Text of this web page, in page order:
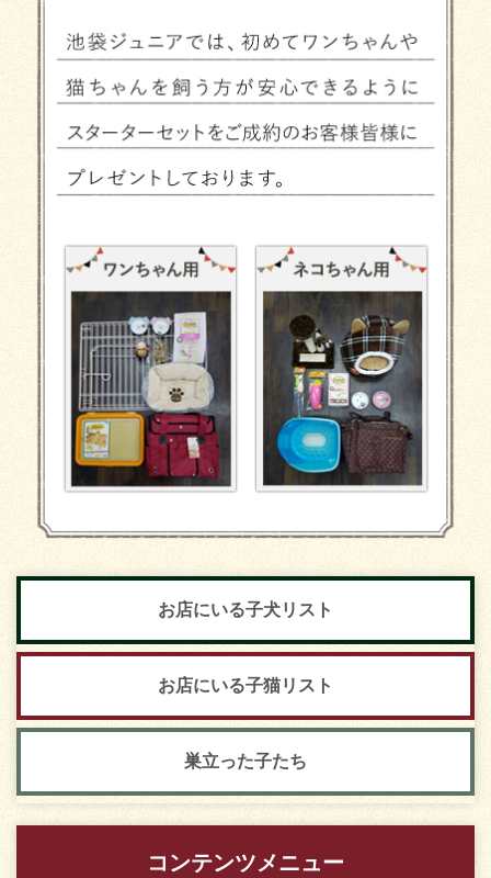
お店にいる子犬リスト
お店にいる子猫リスト
巣立った子たち
コンテンツメニュー